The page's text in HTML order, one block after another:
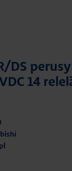
DS
14